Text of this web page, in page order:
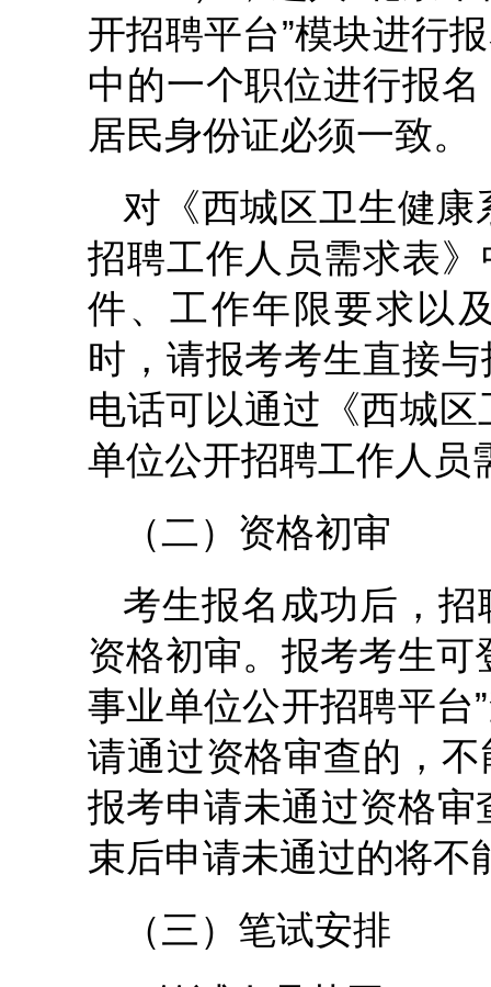
开招聘平台”模块进行
中的一个职位进行报
居民身份证必须一致。
对《西城区卫生健
招聘工作人员需求表
件、工作年限要求以
时，请报考考生直接
电话可以通过《西城
单位公开招聘工作人员
（二）资格初审
考生报名成功后，
资格初审。报考考生可
事业单位公开招聘平台
请通过资格审查的，
报考申请未通过资格
束后申请未通过的将不
（三）笔试安排